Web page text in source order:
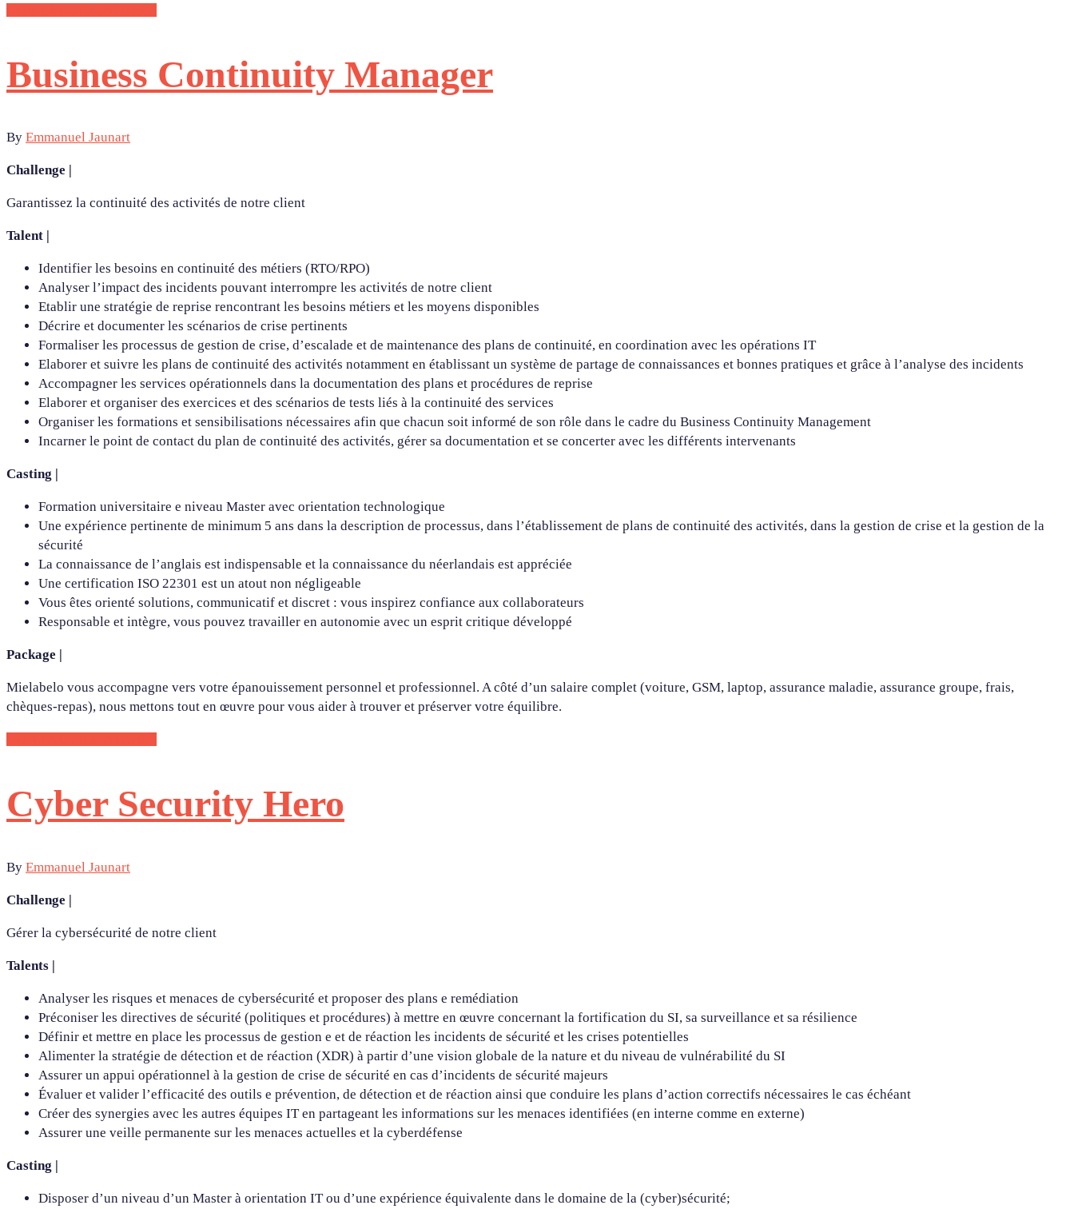
Business Continuity Manager
By Emmanuel Jaunart
Challenge |
Garantissez la continuité des activités de notre client
Talent |
Identifier les besoins en continuité des métiers (RTO/RPO)
Analyser l’impact des incidents pouvant interrompre les activités de notre client
Etablir une stratégie de reprise rencontrant les besoins métiers et les moyens disponibles
Décrire et documenter les scénarios de crise pertinents
Formaliser les processus de gestion de crise, d’escalade et de maintenance des plans de continuité, en coordination avec les opérations IT
Elaborer et suivre les plans de continuité des activités notamment en établissant un système de partage de connaissances et bonnes pratiques et grâce à l’analyse des incidents
Accompagner les services opérationnels dans la documentation des plans et procédures de reprise
Elaborer et organiser des exercices et des scénarios de tests liés à la continuité des services
Organiser les formations et sensibilisations nécessaires afin que chacun soit informé de son rôle dans le cadre du Business Continuity Management
Incarner le point de contact du plan de continuité des activités, gérer sa documentation et se concerter avec les différents intervenants
Casting |
Formation universitaire e niveau Master avec orientation technologique
Une expérience pertinente de minimum 5 ans dans la description de processus, dans l’établissement de plans de continuité des activités, dans la gestion de crise et la gestion de la
sécurité
La connaissance de l’anglais est indispensable et la connaissance du néerlandais est appréciée
Une certification ISO 22301 est un atout non négligeable
Vous êtes orienté solutions, communicatif et discret : vous inspirez confiance aux collaborateurs
Responsable et intègre, vous pouvez travailler en autonomie avec un esprit critique développé
Package |
Mielabelo vous accompagne vers votre épanouissement personnel et professionnel. A côté d’un salaire complet (voiture, GSM, laptop, assurance maladie, assurance groupe, frais,
chèques-repas), nous mettons tout en œuvre pour vous aider à trouver et préserver votre équilibre.
Cyber Security Hero
By Emmanuel Jaunart
Challenge |
Gérer la cybersécurité de notre client
Talents |
Analyser les risques et menaces de cybersécurité et proposer des plans e remédiation
Préconiser les directives de sécurité (politiques et procédures) à mettre en œuvre concernant la fortification du SI, sa surveillance et sa résilience
Définir et mettre en place les processus de gestion e et de réaction les incidents de sécurité et les crises potentielles
Alimenter la stratégie de détection et de réaction (XDR) à partir d’une vision globale de la nature et du niveau de vulnérabilité du SI
Assurer un appui opérationnel à la gestion de crise de sécurité en cas d’incidents de sécurité majeurs
Évaluer et valider l’efficacité des outils e prévention, de détection et de réaction ainsi que conduire les plans d’action correctifs nécessaires le cas échéant
Créer des synergies avec les autres équipes IT en partageant les informations sur les menaces identifiées (en interne comme en externe)
Assurer une veille permanente sur les menaces actuelles et la cyberdéfense
Casting |
Disposer d’un niveau d’un Master à orientation IT ou d’une expérience équivalente dans le domaine de la (cyber)sécurité;